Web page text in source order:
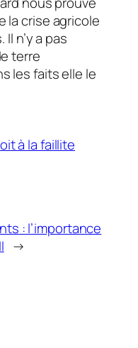
la crise agricole
n’y a pas
terre
les faits elle le
à la faillite
: l’importance
→